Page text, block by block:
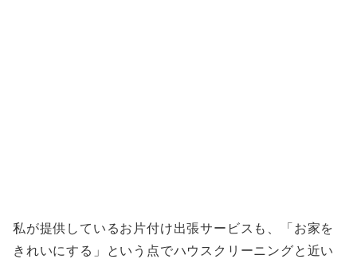
私が提供しているお片付け出張サービスも、「お家を
きれいにする」という点でハウスクリーニングと近い